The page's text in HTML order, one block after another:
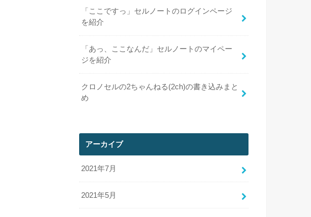
「ここですっ」セルノートのログインページ
を紹介
「あっ、ここなんだ」セルノートのマイペー
ジを紹介
クロノセルの2ちゃんねる(2ch)の書き込みまと
め
アーカイブ
2021年7月
2021年5月